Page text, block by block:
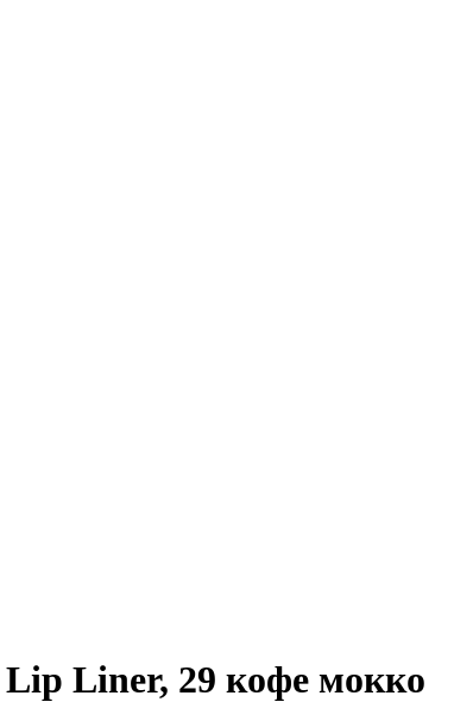
Liner, 29 кофе мокко